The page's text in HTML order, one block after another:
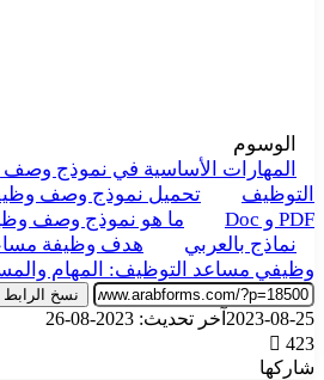
الوسوم
المهارات الأساسية في نموذج
التوظيف
تحميل نموذج وصف
PDF و Doc
ما هو نموذج وصف
نماذج بالعربي
هدف وظيفة
وظيفي مساعد التوظيف: المهام
نسخ الرابط
2023-08-25 آخر تحديث: 2023-08-26
423
شاركها